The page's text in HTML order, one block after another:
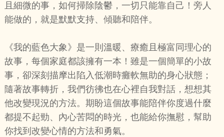
且細微的事，如何掃除陰鬱，一切只能靠自己！旁人
能做的，就是默默支持、傾聽和陪伴。
《我的藍色大象》是一則溫暖、療癒且極富同理心的
故事，每個家庭都該擁有一本！雖是一個簡單的小故
事，卻深刻描摩出陷入低潮時癱軟無助的身心狀態；
隨著故事轉折，我們彷彿也在心裡自我對話，想想其
他改變現況的方法。期盼這個故事能陪伴你度過什麼
都提不起勁、內心苦悶的時光，也能給你撫慰，幫助
你找到改變心情的方法和勇氣。